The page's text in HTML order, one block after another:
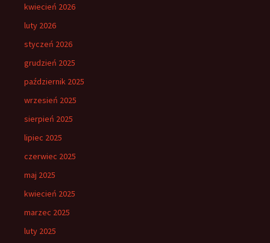
kwiecień 2026
luty 2026
styczeń 2026
grudzień 2025
październik 2025
wrzesień 2025
sierpień 2025
lipiec 2025
czerwiec 2025
maj 2025
kwiecień 2025
marzec 2025
luty 2025